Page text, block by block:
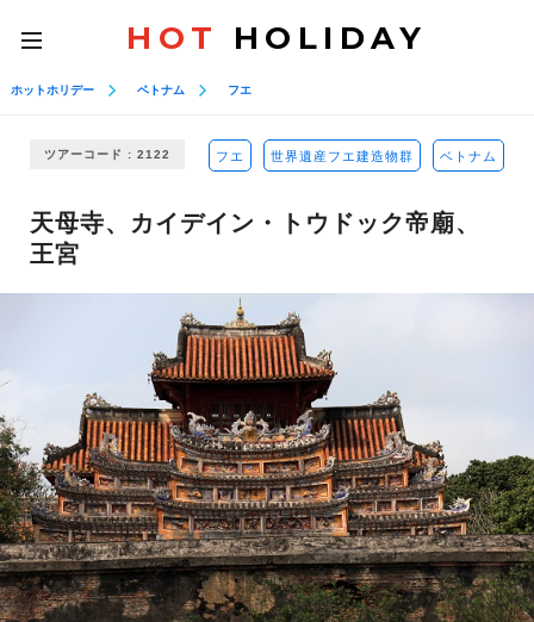
toggle
navigation
HOT HOLIDAY
ホットホリデー ベトナム フエ
ツアーコード : 2122 フエ 世界遺産フエ建造物群 ベトナム
天母寺、カイデイン・トウドック帝廟、
王宮